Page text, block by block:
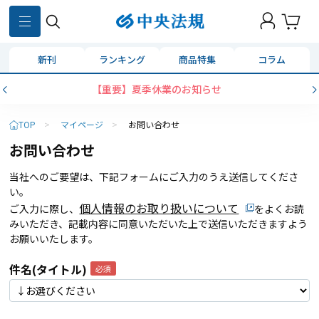
新刊 ランキング 商品特集 コラム
【重要】夏季休業のお知らせ
TOP > マイページ > お問い合わせ
お問い合わせ
当社へのご要望は、下記フォームにご入力のうえ送信してくださ
い。
ご入力に際し、 個人情報のお取り扱いについて
をよくお読
みいただき、記載内容に同意いただいた上で送信いただきますよう
お願いいたします。
件名(タイトル)